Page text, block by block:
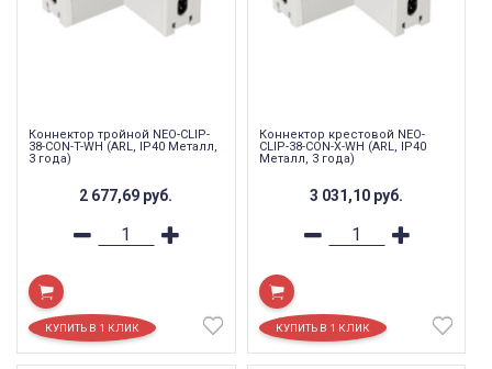
Коннектор тройной NEO-CLIP-
38-CON-T-WH (ARL, IP40 Металл,
3 года)
2 677,69 руб.
Коннектор крестовой NEO-
CLIP-38-CON-X-WH (ARL, IP40
Металл, 3 года)
3 031,10 руб.